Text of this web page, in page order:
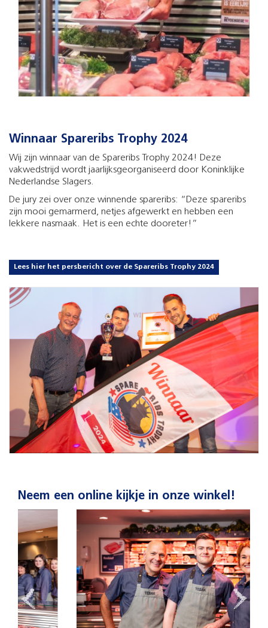
Winnaar Spareribs Trophy 2024
Wij zijn winnaar van de Spareribs Trophy 2024! Deze
vakwedstrijd wordt jaarlijksgeorganiseerd door Koninklijke
Nederlandse Slagers.
De jury zei over onze winnende spareribs: “Deze spareribs
zijn mooi gemarmerd, netjes afgewerkt en hebben een
lekkere nasmaak. Het is een echte dooreter!”
Lees hier het persbericht over de Spareribs Trophy 2024
Neem een online kijkje in onze winkel!